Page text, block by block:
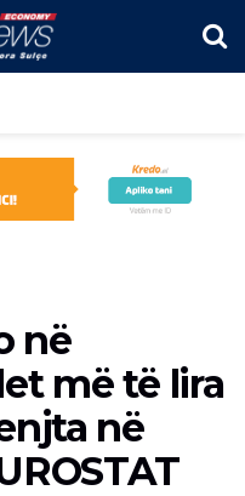
në
më të lira
në